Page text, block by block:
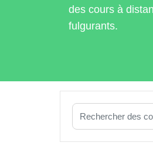
des cours à
fulgurants.
Rechercher des